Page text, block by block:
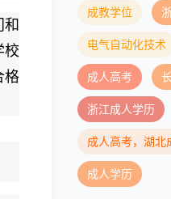
校
格
成教学位
电气自动化技术
成人高考
浙江成人学历
成人高考，湖北
成人学历